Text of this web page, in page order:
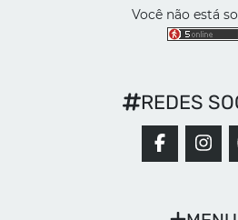
Você não está
REDES